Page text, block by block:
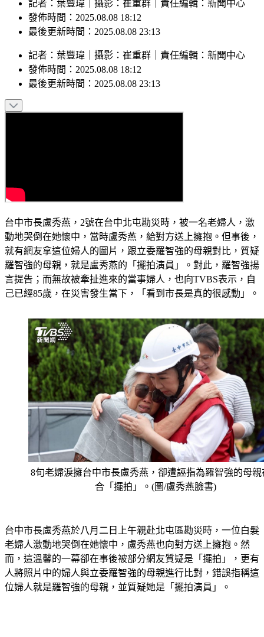
記者：葉豐瑋｜攝影：崔重群｜責任編輯：新聞中心
發佈時間：2025.08.08 18:12
最後更新時間：2025.08.08 23:13
記者 ： 葉豐瑋 攝影 ： 崔重群 責任編輯 ： 新聞中心
發佈時間： 2025.08.08 18:12
最後更新時間： 2025.08.08 23:13
台中市長盧秀燕，2號在台中北屯勘災時，被一名老婦人，激
動地哭倒在她懷中，當時盧秀燕，給對方送上擁抱。但事後，
就有網友拿這位婦人的圖片，跟立委羅智強的母親對比，質疑
羅智強的母親，就是盧秀燕的「擺拍演員」。對此，羅智強揚
言提告；而無故被牽扯進來的當事婦人，也向TVBS表示，自
己已經85歲，在災害發生當下，「看到市長是真的很感動」。
8旬老婦淚擁台中市長盧秀燕，卻遭誣指為羅智強的母親
合「擺拍」。(圖/盧秀燕臉書)
台中市長盧秀燕於八月二日上午親赴北屯區勘災時，一位白髮
老婦人激動地哭倒在她懷中，盧秀燕也向對方送上擁抱。然
而，這溫馨的一幕卻在事後被部分網友質疑是「擺拍」，更有
人將照片中的婦人與立委羅智強的母親進行比對，錯誤指稱這
位婦人就是羅智強的母親，並質疑她是「擺拍演員」。